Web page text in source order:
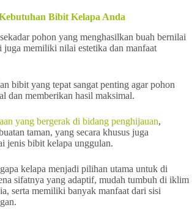
Bibit Kelapa Anda
pohon yang menghasilkan buah bernilai
memiliki nilai estetika dan manfaat
bibit yang tepat sangat penting agar pohon
dan memberikan hasil maksimal.
yang bergerak di bidang penghijauan,
taman, yang secara khusus juga
jenis bibit kelapa unggulan.
kelapa menjadi pilihan utama untuk di
sifatnya yang adaptif, mudah tumbuh di iklim
serta memiliki banyak manfaat dari sisi